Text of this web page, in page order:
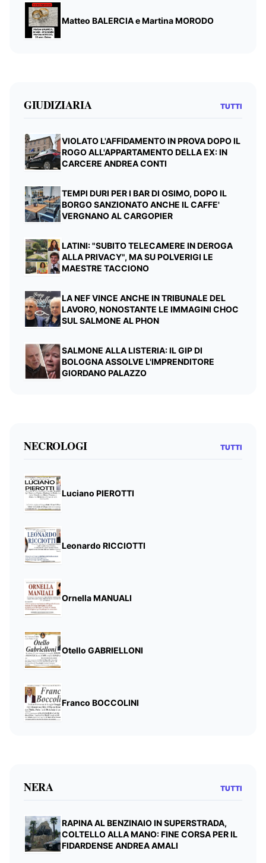
Matteo BALERCIA e Martina MORODO
GIUDIZIARIA TUTTI
VIOLATO L'AFFIDAMENTO IN PROVA DOPO IL
ROGO ALL'APPARTAMENTO DELLA EX: IN
CARCERE ANDREA CONTI
TEMPI DURI PER I BAR DI OSIMO, DOPO IL
BORGO SANZIONATO ANCHE IL CAFFE'
VERGNANO AL CARGOPIER
LATINI: "SUBITO TELECAMERE IN DEROGA
ALLA PRIVACY", MA SU POLVERIGI LE
MAESTRE TACCIONO
LA NEF VINCE ANCHE IN TRIBUNALE DEL
LAVORO, NONOSTANTE LE IMMAGINI CHOC
SUL SALMONE AL PHON
SALMONE ALLA LISTERIA: IL GIP DI
BOLOGNA ASSOLVE L'IMPRENDITORE
GIORDANO PALAZZO
NECROLOGI TUTTI
Luciano PIEROTTI
Leonardo RICCIOTTI
Ornella MANUALI
Otello GABRIELLONI
Franco BOCCOLINI
NERA TUTTI
RAPINA AL BENZINAIO IN SUPERSTRADA,
COLTELLO ALLA MANO: FINE CORSA PER IL
FIDARDENSE ANDREA AMALI